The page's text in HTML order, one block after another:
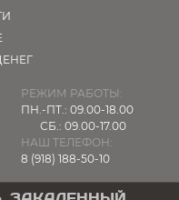
РЕЖИМ РАБОТЫ:
ПН.-ПТ.: 09.00-18.00
СБ.: 09.00-17.00
НАШ ТЕЛЕФОН:
8 (918) 188-50-10